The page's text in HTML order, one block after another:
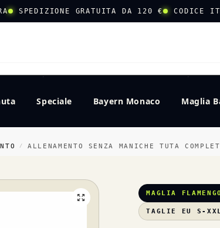
SPEDIZIONE GRATUITA DA 120 € CODICE
Speciale Bayern Monaco Maglia
/ ALLENAMENTO SENZA MANICHE TUTA
MAGLIA
TAGLIE EU S-